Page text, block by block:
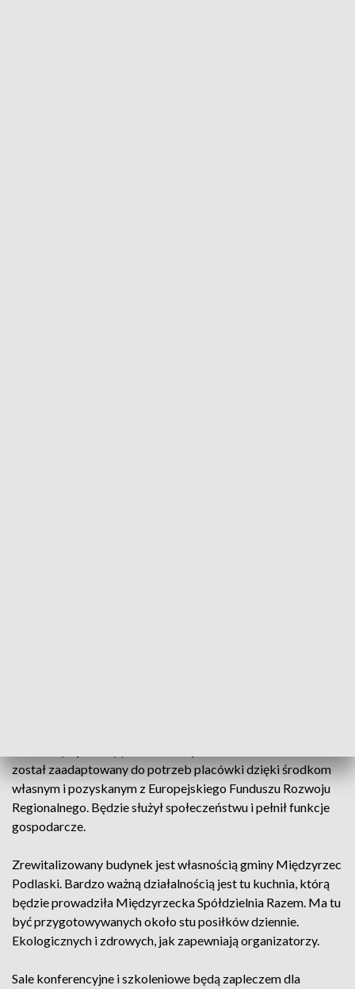
został zaadaptowany do potrzeb placówki dzięki środkom
własnym i pozyskanym z Europejskiego Funduszu Rozwoju
Regionalnego. Będzie służył społeczeństwu i pełnił funkcje
gospodarcze.
Zrewitalizowany budynek jest własnością gminy Międzyrzec
Podlaski. Bardzo ważną działalnością jest tu kuchnia, którą
będzie prowadziła Międzyrzecka Spółdzielnia Razem. Ma tu
być przygotowywanych około stu posiłków dziennie.
Ekologicznych i zdrowych, jak zapewniają organizatorzy.
Sale konferencyjne i szkoleniowe będą zapleczem dla